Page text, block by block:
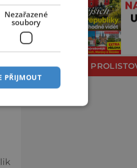
Nezařazené
soubory
PŘIJMOUT